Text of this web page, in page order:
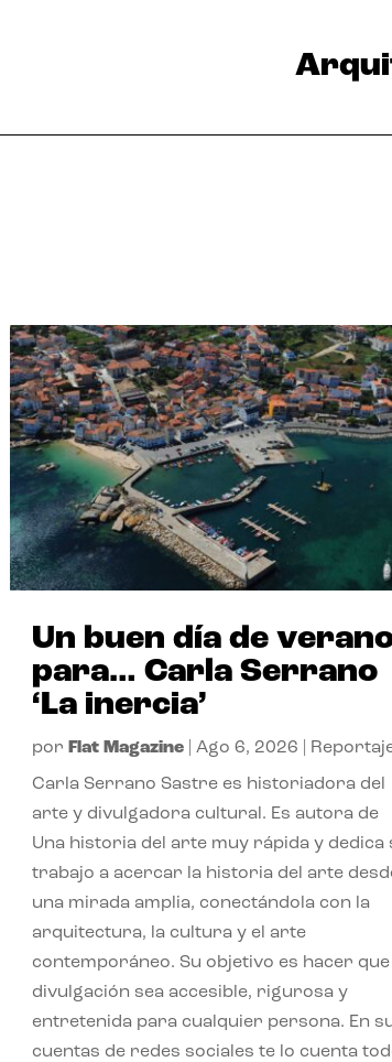
Un buen día de
para… Carla Serrano
‘La inercia’
por Flat Magazine| Ago 6, 2026
Carla Serrano Sastre es historiadora del
arte y divulgadora cultural. Es autora de
Una historia del arte muy rápida y dedica
trabajo a acercar la historia del arte
una mirada amplia, conectándola con la
arquitectura, la cultura y el arte
contemporáneo. Su objetivo es hacer que
divulgación sea accesible, rigurosa y
entretenida para cualquier persona. En
cuentas de redes sociales te lo cuenta